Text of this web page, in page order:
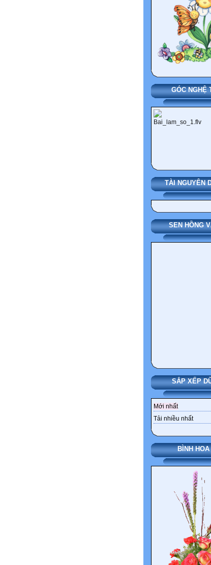
GÓC NGHỆ
TÀI NGUYÊN
SEN HỒNG
SẮP XẾP
Mới nhất
Tải nhiều nhất
BÌNH